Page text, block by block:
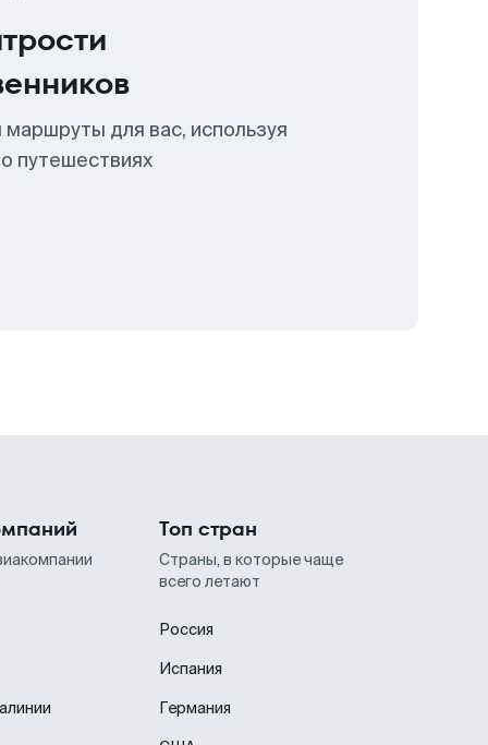
для вас, используя
путешествиях
Топ стран
Страны, в которые чаще
всего летают
Россия
Испания
Германия